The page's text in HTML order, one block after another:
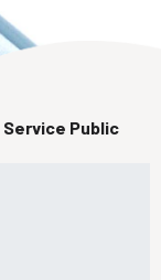
Service Public